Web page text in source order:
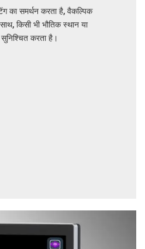
का समर्थन करता है, वैकल्पिक
किसी भी भौतिक स्थान या
करता है।